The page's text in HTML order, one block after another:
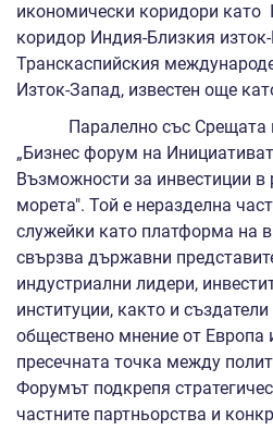
икономически коридори като
коридор Индия-Близкия
Транскаспийския
Изток-Запад, известен още
Паралелно със Срещата
„Бизнес форум на
Възможности за инвестиции в
морета". Той е неразделна
служейки като платформа на
свързва държавни
индустриални лидери,
институции, както и
обществено мнение от Европа
пресечната точка между
Форумът подкрепя
частните партньорства и